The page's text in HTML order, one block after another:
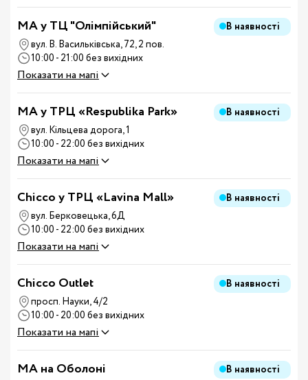
MA у ТЦ "Олімпійський"
В наявності
вул. В. Васильківська, 72, 2 пов.
10:00 - 21:00 без вихідних
Показати на мапі
MA у ТРЦ «Respublika Park»
В наявності
вул. Кільцева дорога, 1
10:00 - 22:00 без вихідних
Показати на мапі
Chicco у ТРЦ «Lavina Mall»
В наявності
вул. Берковецька, 6Д
10:00 - 22:00 без вихідних
Показати на мапі
Chicco Outlet
В наявності
просп. Науки, 4/2
10:00 - 20:00 без вихідних
Показати на мапі
MA на Оболоні
В наявності